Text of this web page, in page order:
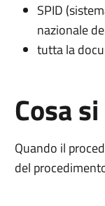
SPID
nazionale
tutta la
Cosa
Quando il
del